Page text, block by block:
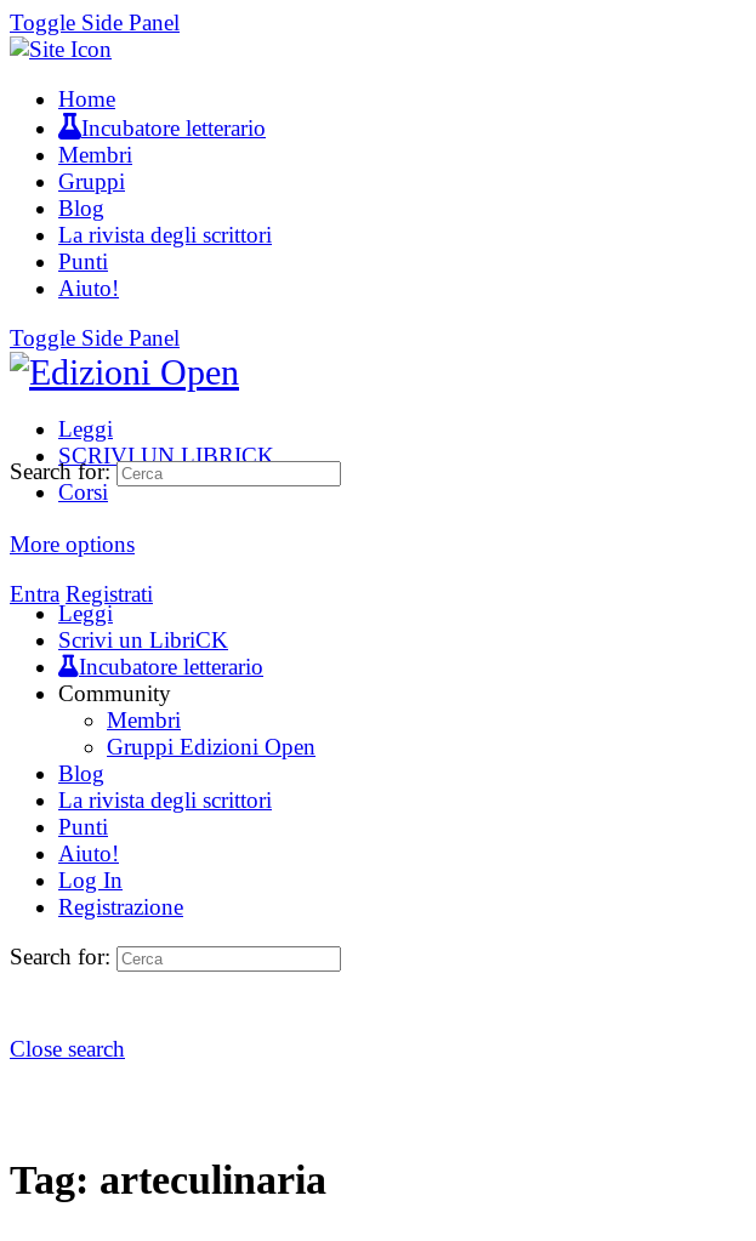
Toggle Side Panel
Home
Incubatore letterario
Membri
Gruppi
Blog
La rivista degli scrittori
Punti
Aiuto!
Toggle Side Panel
Leggi
SCRIVI UN LIBRICK
Corsi
More options
Entra Registrati
Search for:
Leggi
Scrivi un LibriCK
Incubatore letterario
Community
Membri
Gruppi Edizioni Open
Blog
La rivista degli scrittori
Punti
Aiuto!
Log In
Registrazione
Search for:
Close search
Tag: arteculinaria